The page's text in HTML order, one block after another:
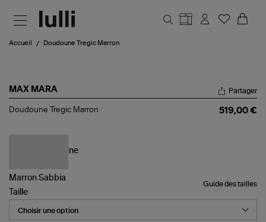
Accueil Doudoune Tregic Marron
MAX MARA
Doudoune
Partager
Doudoune Tregic Marron 519,00 €
Guide des tailles
Taille